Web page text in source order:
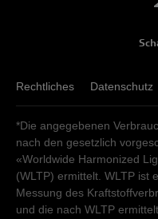
Rechtliches Datenschutz
*Die angegebenen
nach den gesetzlich
«Worldwide Harmonized
(WLTP) ermittelt. WLTP ist
Messung des
und die nach WLTP